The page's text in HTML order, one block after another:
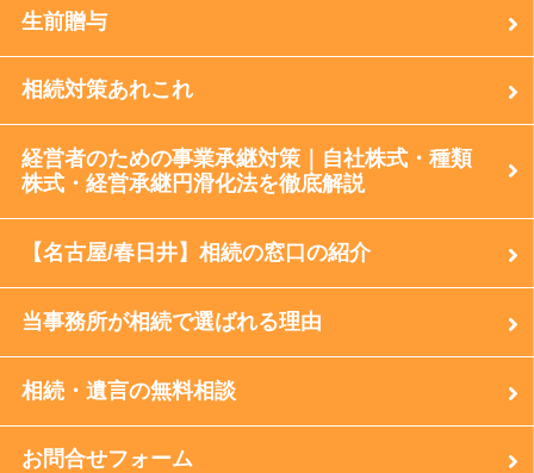
生前贈与
相続対策あれこれ
経営者のための事業承継対策｜自社株式・種類
株式・経営承継円滑化法を徹底解説
【名古屋/春日井】相続の窓口の紹介
当事務所が相続で選ばれる理由
相続・遺言の無料相談
お問合せフォーム